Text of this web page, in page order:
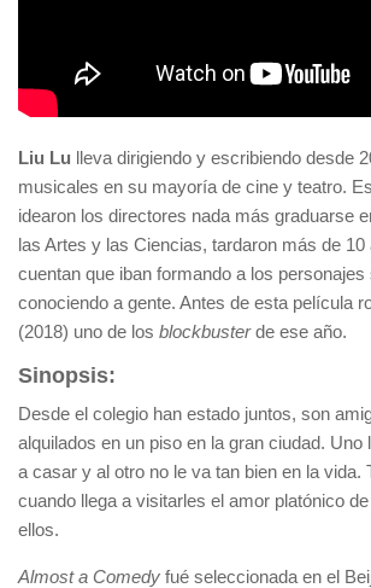
Liu Lu lleva dirigiendo y escribiendo desde
musicales en su mayoría de cine y teatro.
idearon los directores nada más graduarse
las Artes y las Ciencias, tardaron más de
cuentan que iban formando a los personajes
conociendo a gente. Antes de esta película
(2018) uno de los blockbusterde ese año.
Sinopsis:
Desde el colegio han estado juntos, son
alquilados en un piso en la gran ciudad. Uno
a casar y al otro no le va tan bien en la vida.
cuando llega a visitarles el amor platónico
ellos.
Almost a Comedy fué seleccionada en el